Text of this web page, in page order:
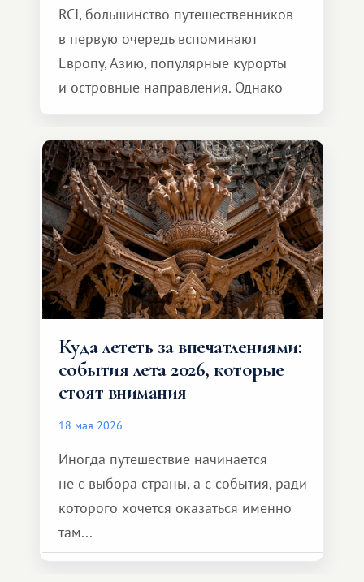
RCI, большинство путешественников
в первую очередь вспоминают
Европу, Азию, популярные курорты
и островные направления. Однако
возможности обменной системы
и Африка — континент, который
способен подарить совершенно иной
формат путешествия.
Куда лететь за впечатлениями:
события лета 2026, которые
стоят внимания
18 мая 2026
Иногда путешествие начинается
не с выбора страны, а с события, ради
которого хочется оказаться именно
там...